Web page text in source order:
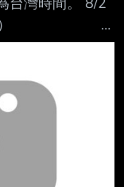
DLC
（綠龍）
張地圖者奪
（Spirit
Map 5：
live